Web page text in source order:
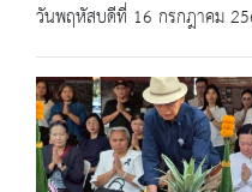
วันพฤหัสบดีที่ 16 กรกฎาคม